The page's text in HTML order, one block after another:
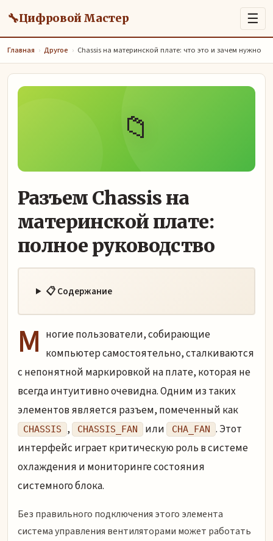
🔧Цифровой Мастер ☰
Главная › Другое › Chassis на материнской плате: что это и зачем нужно
📁
Разъем Chassis на
материнской плате:
полное руководство
📋 Содержание
М ногие пользователи, собирающие
компьютер самостоятельно, сталкиваются
с непонятной маркировкой на плате, которая не
всегда интуитивно очевидна. Одним из таких
элементов является разъем, помеченный как
CHASSIS , CHASSIS_FAN или CHA_FAN . Этот
интерфейс играет критическую роль в системе
охлаждения и мониторинге состояния
системного блока.
Без правильного подключения этого элемента
система управления вентиляторами может работать